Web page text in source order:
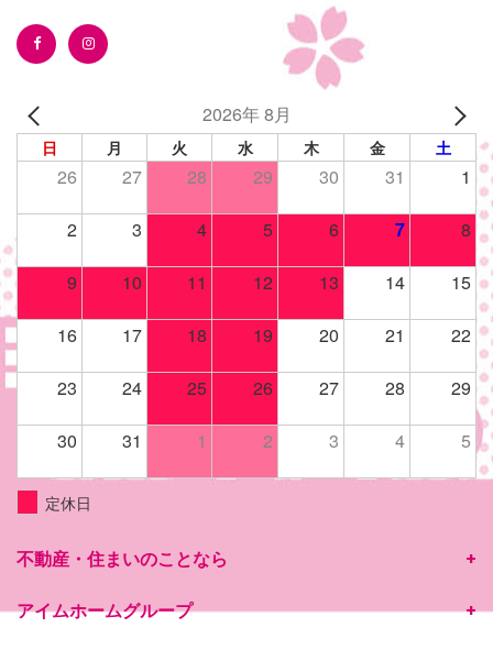
2026年 8月
日 月 火 水 木 金 土
26 27 28 29 30 31 1
2 3 4 5 6 7 8
9 10 11 12 13 14 15
16 17 18 19 20 21 22
23 24 25 26 27 28 29
30 31 1 2 3 4 5
定休日
不動産・住まいのことなら
アイムホームグループ